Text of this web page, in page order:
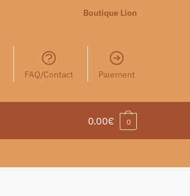
Boutique Lion
FAQ/Contact Paiement
0.00€ 0